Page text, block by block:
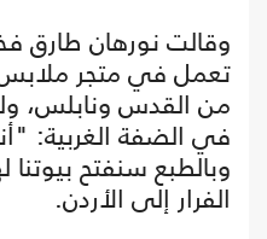
تعمل في متجر
من القدس ونابلس،
في الضفة الغربية:
وبالطبع سنفتح
الفرار إلى الأردن.